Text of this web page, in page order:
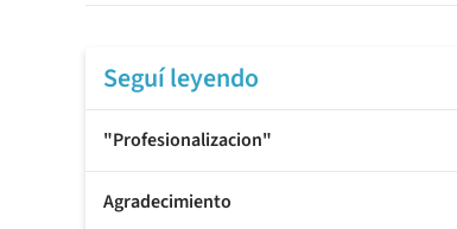
Seguí leyendo
"Profesionalizacion"
Agradecimiento